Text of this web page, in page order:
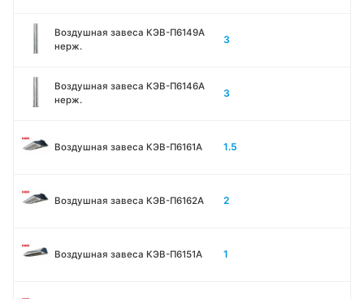
Воздушная завеса КЭВ-П6149A
нерж.
3
Воздушная завеса КЭВ-П6146A
нерж.
3
Воздушная завеса КЭВ-П6161А 1.5
Воздушная завеса КЭВ-П6162А 2
Воздушная завеса КЭВ-П6151А 1